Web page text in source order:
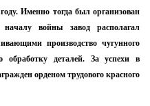
Именно тогда был организован
войны завод располагал
производство чугунного
обработку деталей. За успехи в
орденом трудового красного